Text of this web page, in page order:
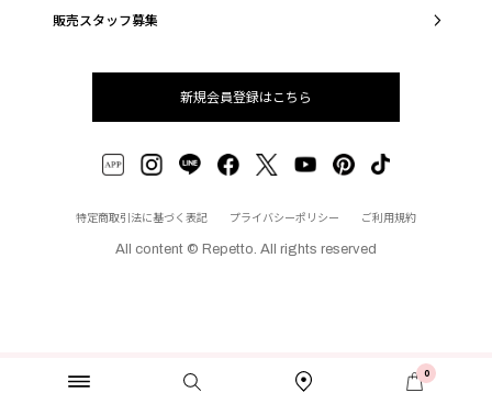
0
販売スタッフ募集
新規会員登録はこちら
特定商取引法に基づく表記 プライバシーポリシー ご利用規約
All content © Repetto. All rights reserved